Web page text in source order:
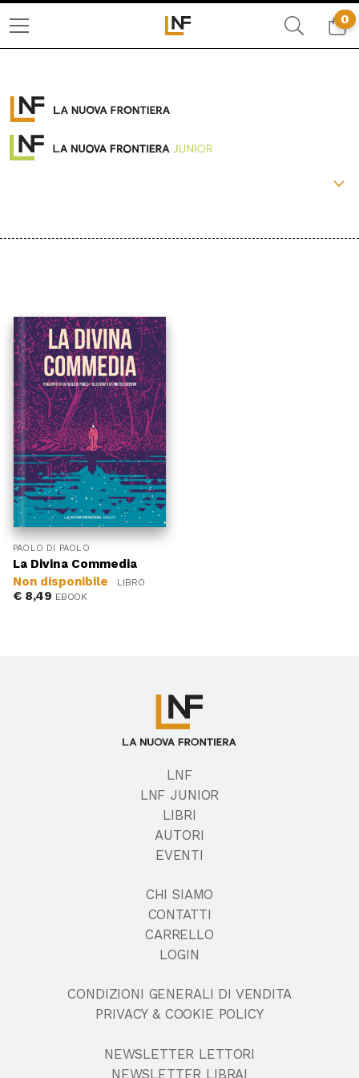
0
PAOLO DI PAOLO
La Divina Commedia
Non disponibile
LIBRO
€8,49 EBOOK
LNF
LNF JUNIOR
LIBRI
AUTORI
EVENTI
CHI SIAMO
CONTATTI
CARRELLO
LOGIN
CONDIZIONI GENERALI DI VENDITA
PRIVACY & COOKIE POLICY
NEWSLETTER LETTORI
NEWSLETTER LIBRAI